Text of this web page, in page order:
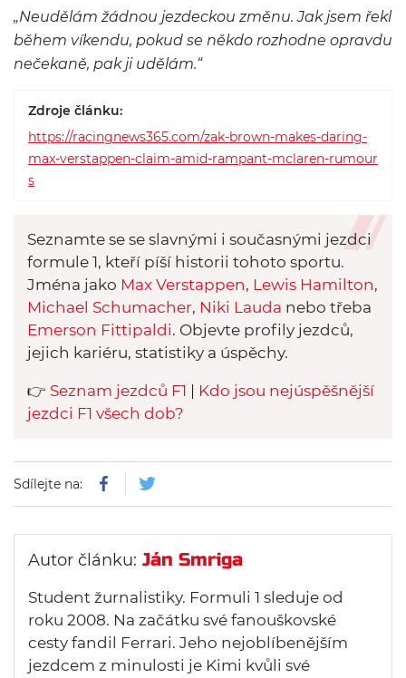
„Neudělám žádnou jezdeckou změnu. Jak jsem řekl
během víkendu, pokud se někdo rozhodne opravdu
nečekaně, pak ji udělám.“
Zdroje článku:
https://racingnews365.com/zak-brown-makes-daring-
max-verstappen-claim-amid-rampant-mclaren-rumour
s
Seznamte se se slavnými i současnými jezdci
formule 1, kteří píší historii tohoto sportu.
Jména jako Max Verstappen, Lewis Hamilton,
Michael Schumacher, Niki Lauda nebo třeba
Emerson Fittipaldi. Objevte profily jezdců,
jejich kariéru, statistiky a úspěchy.
👉 Seznam jezdců F1
Kdo jsou nejúspěšnější
jezdci F1 všech dob?
Sdílejte na:
Autor článku: Ján Smriga
Student žurnalistiky. Formuli 1 sleduje od
roku 2008. Na začátku své fanouškovské
cesty fandil Ferrari. Jeho nejoblíbenějším
jezdcem z minulosti je Kimi kvůli své